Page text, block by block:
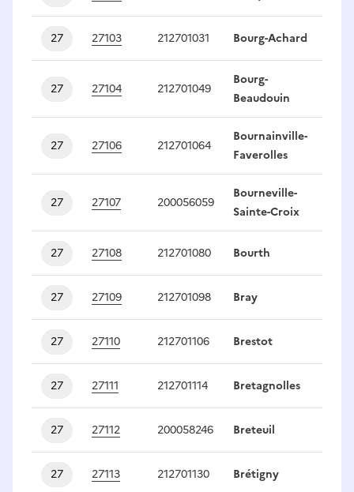
27 27103 212701031 Bourg-Achard
27 27104 212701049
Bourg-
Beaudouin
27 27106 212701064
Bournainville-
Faverolles
27 27107 200056059
Bourneville-
Sainte-Croix
27 27108 212701080 Bourth
27 27109 212701098 Bray
27 27110 212701106 Brestot
27 27111 212701114 Bretagnolles
27 27112 200058246 Breteuil
27 27113 212701130 Brétigny